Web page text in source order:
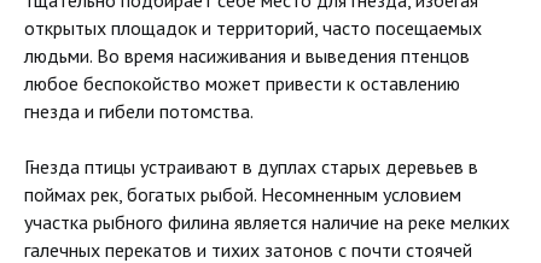
открытых площадок и территорий, часто посещаемых
людьми. Во время насиживания и выведения птенцов
любое беспокойство может привести к оставлению
гнезда и гибели потомства.
Гнезда птицы устраивают в дуплах старых деревьев в
поймах рек, богатых рыбой. Несомненным условием
участка рыбного филина является наличие на реке мелких
галечных перекатов и тихих затонов с почти стоячей